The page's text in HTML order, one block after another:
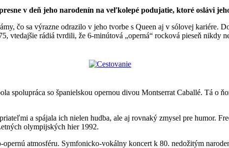
v deň jeho narodenín na veľkolepé podujatie, ktoré oslávi
čo sa výrazne odrazilo v jeho tvorbe s Queen aj v sólovej kariére.
vtedajšie rádiá tvrdili, že 6-minútová „operná“ rocková pieseň nikdy
spolupráca so španielskou opernou divou Montserrat Caballé. Tá o
a spájala ich nielen hudba, ale aj rovnaký zmysel pre humor.
olympijských hier 1992.
atmosféru. Symfonicko-vokálny koncert k 80. nedožitým